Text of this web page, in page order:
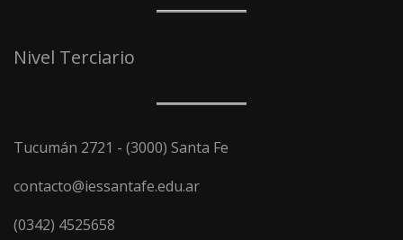
Nivel Terciario
Tucumán 2721 - (3000) Santa Fe
contacto@iessantafe.edu.ar
(0342) 4525658